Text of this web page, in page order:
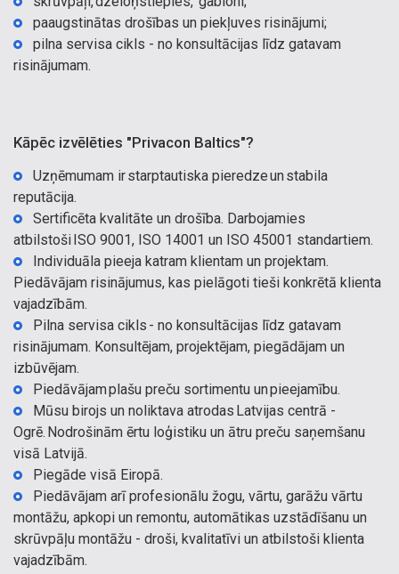
paaugstinātas drošības un piekļuves risinājumi;
pilna servisa cikls - no konsultācijas līdz gatavam
risinājumam.
Kāpēc izvēlēties "Privacon Baltics"?
Uzņēmumam ir starptautiska pieredze un stabila
reputācija.
Sertificēta kvalitāte un drošība. Darbojamies
atbilstoši ISO 9001, ISO 14001 un ISO 45001 standartiem.
Individuāla pieeja katram klientam un projektam.
Piedāvājam risinājumus, kas pielāgoti tieši konkrētā klienta
vajadzībām.
Pilna servisa cikls - no konsultācijas līdz gatavam
risinājumam. Konsultējam, projektējam, piegādājam un
izbūvējam.
Piedāvājam plašu preču sortimentu un pieejamību.
Mūsu birojs un noliktava atrodas Latvijas centrā -
Ogrē. Nodrošinām ērtu loģistiku un ātru preču saņemšanu
visā Latvijā.
Piegāde visā Eiropā.
Piedāvājam arī profesionālu žogu, vārtu, garāžu vārtu
montāžu, apkopi un remontu, automātikas uzstādīšanu un
skrūvpāļu montāžu - droši, kvalitatīvi un atbilstoši klienta
vajadzībām.